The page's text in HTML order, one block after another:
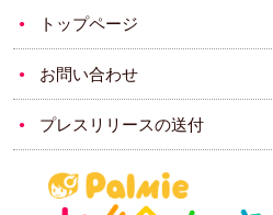
トップページ
お問い合わせ
プレスリリースの送付